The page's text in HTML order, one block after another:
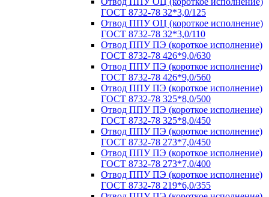
ГОСТ 8732-78 32*3,0/125
Отвод ППУ ОЦ (короткое исполнение)
ГОСТ 8732-78 32*3,0/110
Отвод ППУ ПЭ (короткое исполнение)
ГОСТ 8732-78 426*9,0/630
Отвод ППУ ПЭ (короткое исполнение)
ГОСТ 8732-78 426*9,0/560
Отвод ППУ ПЭ (короткое исполнение)
ГОСТ 8732-78 325*8,0/500
Отвод ППУ ПЭ (короткое исполнение)
ГОСТ 8732-78 325*8,0/450
Отвод ППУ ПЭ (короткое исполнение)
ГОСТ 8732-78 273*7,0/450
Отвод ППУ ПЭ (короткое исполнение)
ГОСТ 8732-78 273*7,0/400
Отвод ППУ ПЭ (короткое исполнение)
ГОСТ 8732-78 219*6,0/355